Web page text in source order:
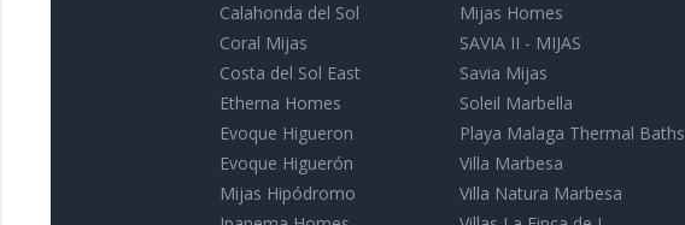
Calahonda del Sol
Coral Mijas
Costa del Sol East
Etherna Homes
Evoque Higueron
Evoque Higuerón
Mijas Hipódromo
Mijas Homes
SAVIA II - MIJAS
Savia Mijas
Soleil Marbella
Playa Malaga Thermal Baths
Villa Marbesa
Villa Natura Marbesa